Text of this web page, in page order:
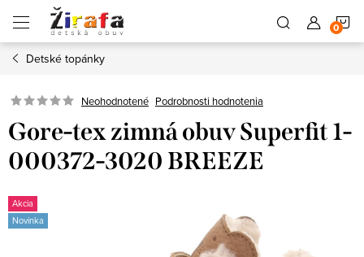
obsah
Detské topánky
Neohodnotené Podrobnosti hodnotenia
Gore-tex zimná obuv Superfit 1-
000372-3020 BREEZE
Akcia
Novinka